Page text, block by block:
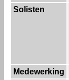
Solisten
Medewerking